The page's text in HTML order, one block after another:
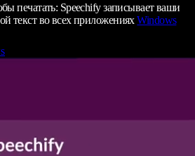
печатать: Speechify записывает ваши
текст во всех приложенияхWindows